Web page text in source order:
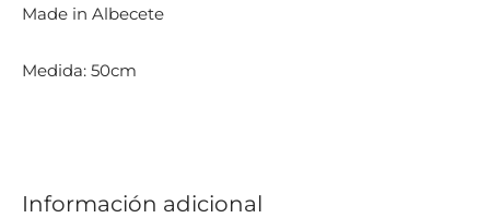
Made in Albecete
Medida: 50cm
Información adicional